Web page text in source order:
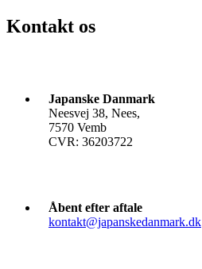
Kontakt os
Japanske Danmark
Neesvej 38, Nees,
7570 Vemb
CVR: 36203722
Åbent efter aftale
kontakt@japanskedanmark.dk